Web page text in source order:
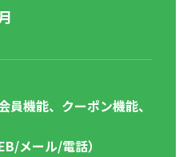
員機能、クーポン機能、
メール/電話）